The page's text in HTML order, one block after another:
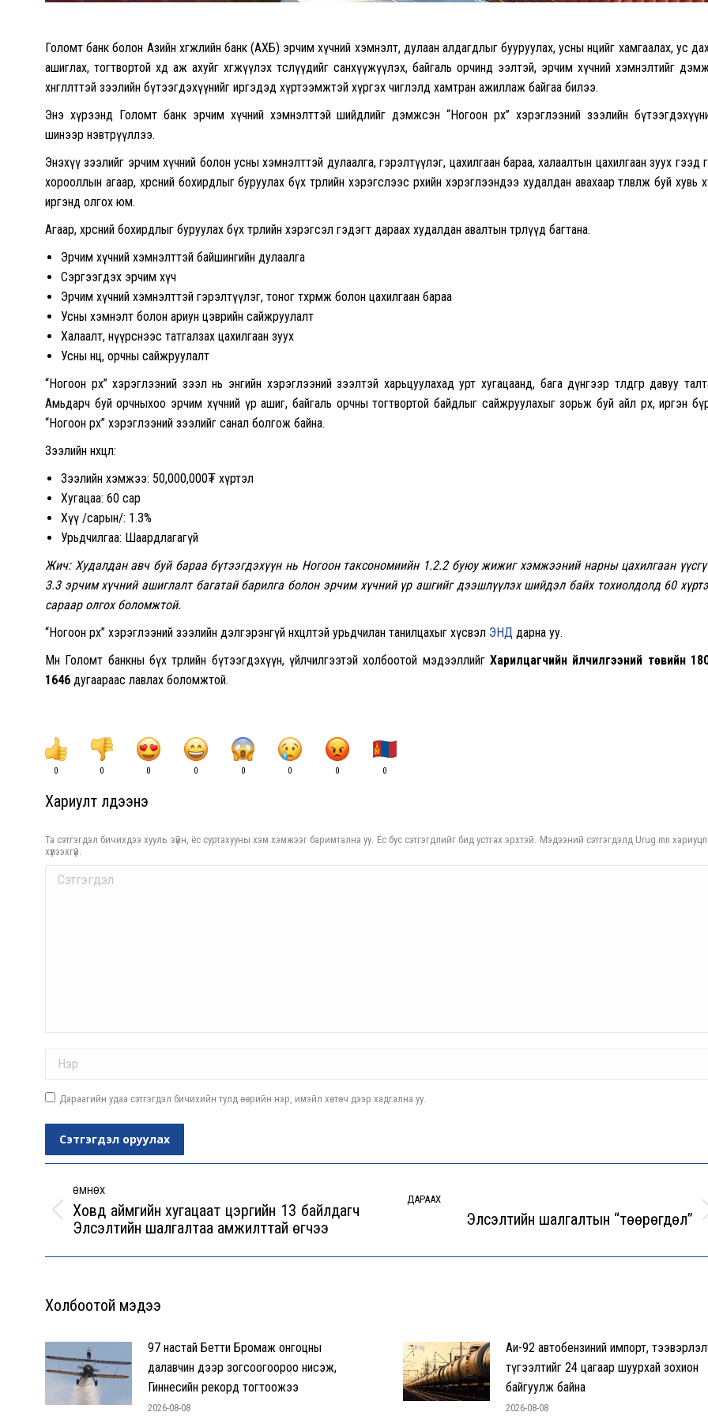
Голомт банк болон Азийн хөгжлийн банк (АХБ) эрчим хүчний хэмнэлт, дулаан алдагдлыг бууруулах, усны нөөцийг хамгаалах, ус
ашиглах, тогтвортой хөдөө аж ахуйг хөгжүүлэх төслүүдийг санхүүжүүлэх, байгаль орчинд ээлтэй, эрчим хүчний хэмнэлтийг
хөнгөлөлттэй зээлийн бүтээгдэхүүнийг иргэдэд хүртээмжтэй хүргэх чиглэлд хамтран ажиллаж байгаа билээ.
Энэ хүрээнд Голомт банк эрчим хүчний хэмнэлттэй шийдлийг дэмжсэн “Ногоон өрх” хэрэглээний зээлийн
шинээр нэвтрүүллээ.
Энэхүү зээлийг эрчим хүчний болон усны хэмнэлттэй дулаалга, гэрэлтүүлэг, цахилгаан бараа, халаалтын цахилгаан зуух гээд
хорооллын агаар, хөрсний бохирдлыг буруулах бүх төрлийн хэрэгслээс өрхийн хэрэглээндээ худалдан авахаар төлөвлөж буй хувь
иргэнд олгох юм.
Агаар, хөрсний бохирдлыг буруулах бүх төрлийн хэрэгсэл гэдэгт дараах худалдан авалтын төрлүүд багтана.
Эрчим хүчний хэмнэлттэй байшингийн дулаалга
Сэргээгдэх эрчим хүч
Эрчим хүчний хэмнэлттэй гэрэлтүүлэг, тоног төхөөрөмж болон цахилгаан бараа
Усны хэмнэлт болон ариун цэврийн сайжруулалт
Халаалт, нүүрснээс татгалзах цахилгаан зуух
Усны нөөц, орчны сайжруулалт
“Ногоон өрх” хэрэглээний зээл нь энгийн хэрэглээний зээлтэй харьцуулахад урт хугацаанд, бага дүнгээр төлдгөөрөө давуу
Амьдарч буй орчныхоо эрчим хүчний үр ашиг, байгаль орчны тогтвортой байдлыг сайжруулахыг зорьж буй айл өрх, иргэн
“Ногоон өрх” хэрэглээний зээлийг санал болгож байна.
Зээлийн нөхцөл:
Зээлийн хэмжээ: 50,000,000₮ хүртэл
Хугацаа: 60 сар
Хүү /сарын/: 1.3%
Урьдчилгаа: Шаардлагагүй
Жич: Худалдан авч буй бараа бүтээгдэхүүн нь Ногоон таксономиийн 1.2.2 буюу жижиг хэмжээний нарны цахилгаан
3.3 эрчим хүчний ашиглалт багатай барилга болон эрчим хүчний үр ашгийг дээшлүүлэх шийдэл байх тохиолдолд 60
сараар олгох боломжтой.
“Ногоон өрх” хэрэглээний зээлийн дэлгэрэнгүй нөхцөлтэй урьдчилан танилцахыг хүсвэл ЭНД дарна уу.
Мөн Голомт банкны бүх төрлийн бүтээгдэхүүн, үйлчилгээтэй холбоотой мэдээллийг Харилцагчийн үйлчилгээний төвийн
1646 дугаараас лавлах боломжтой.
0 0 0 0 0 0 0 0
Хариулт үлдээнэ үү
Та сэтгэгдэл бичихдээ хууль зүйн, ёс суртахууны хэм хэмжээг баримтална уу. Ёс бус сэтгэгдлийг бид устгах эрхтэй. Мэдээний сэтгэгдэлд Urug.mn
хүлээхгүй.
Comment
Дараагийн удаа сэтгэгдэл бичихийн тулд өөрийн нэр, имэйл хөтөч дээр хадгална уу.
Сэтгэгдэл оруулах
navigation
ӨМНӨХ
Previous
Ховд аймгийн хугацаат цэргийн 13 байлдагч
Элсэлтийн шалгалтаа амжилттай өгчээ
ДАРААХ
Элсэлтийн шалгалтын “төөрөгдөл”
Холбоотой мэдээ
97 настай Бетти Бромаж онгоцны
далавчин дээр зогсоогоороо нисэж,
Гиннесийн рекорд тогтоожээ
2026-08-08
Аи-92 автобензиний импорт,
түгээлтийг 24 цагаар шуурхай зохион
байгуулж байна
2026-08-08